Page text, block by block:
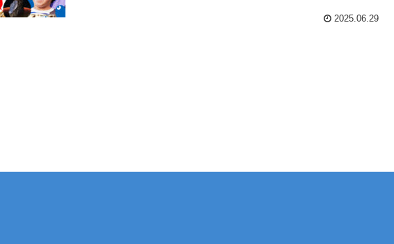
2025.06.29